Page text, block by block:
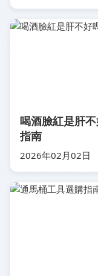
喝酒臉紅是肝
指南
2026年02月02日